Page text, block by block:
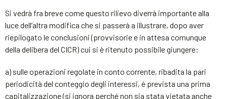
Si vedrà fra breve come questo rilievo diverrà importante alla
luce dell’altra modifica che si passerà a illustrare, dopo aver
riepilogato le conclusioni (provvisorie e in attesa comunque
della delibera del CICR) cui si è ritenuto possibile giungere:
a) sulle operazioni regolate in conto corrente, ribadita la pari
periodicità del conteggio degli interessi, è prevista una prima
capitalizzazione (si ignora perché non sia stata vietata anche